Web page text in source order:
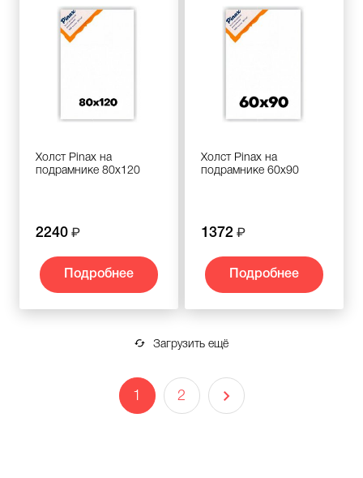
Холст Pinax на
подрамнике 80х120
2240
Подробнее
Холст Pinax на
подрамнике 60х90
1372
Подробнее
Загрузить ещё
1 2